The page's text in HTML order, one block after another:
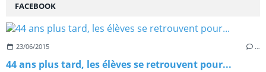
FACEBOOK
23/06/2015 …
44 ans plus tard, les élèves se retrouvent pour...